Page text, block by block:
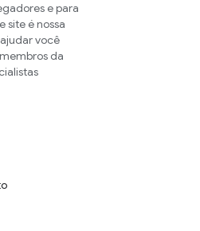
e para
site é nossa
você
da